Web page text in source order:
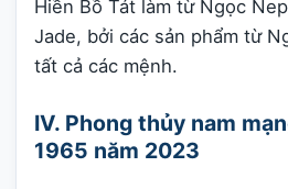
Hiền Bồ Tát làm từ Ngọc
Jade, bởi các sản phẩm từ
tất cả các mệnh.
IV. Phong thủy nam
1965 năm 2023